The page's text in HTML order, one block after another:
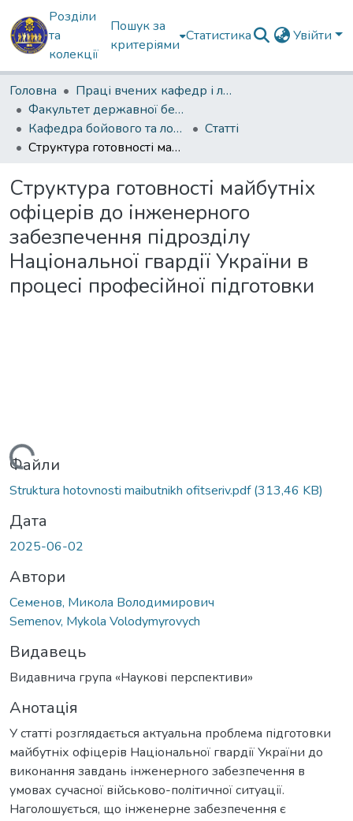
Розділи
та
колекції
Пошук за
критеріями
Статистика Увійти
Головна
Праці вчених кафедр і лабораторій
Факультет державної безпеки
Кафедра бойового та логістичного забезпечення
Статті
Структура готовності майбутніх офіцерів до інженерного забезпечення підрозділу Національної гвардії України в процесі професійної підготовки
Структура готовності майбутніх
офіцерів до інженерного
забезпечення підрозділу
Національної гвардії України в
процесі професійної підготовки
Файли
Struktura hotovnosti maibutnikh ofitseriv.pdf(313,46 KB)
Дата
2025-06-02
Автори
Семенов, Микола Володимирович
Semenov, Mykola Volodymyrovych
Видавець
Видавнича група «Наукові перспективи»
Анотація
У статті розглядається актуальна проблема підготовки
майбутніх офіцерів Національної гвардії України до
виконання завдань інженерного забезпечення в
умовах сучасної військово-політичної ситуації.
Наголошується, що інженерне забезпечення є